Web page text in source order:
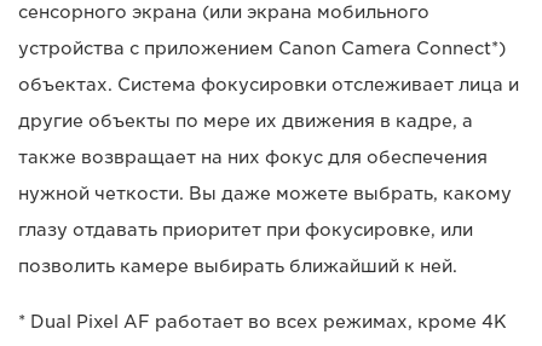
сенсорного экрана (или экрана мобильного
устройства с приложением Canon Camera Connect*)
объектах. Система фокусировки отслеживает лица и
другие объекты по мере их движения в кадре, а
также возвращает на них фокус для обеспечения
нужной четкости. Вы даже можете выбрать, какому
глазу отдавать приоритет при фокусировке, или
позволить камере выбирать ближайший к ней.
* Dual Pixel AF работает во всех режимах, кроме 4K